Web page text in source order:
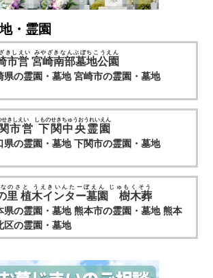
・霊園
市営 宮崎南部墓地公園
きしえい みやざきなんぶぼちこうえん
県の霊園・墓地 宮崎市の霊園・墓地
市営 下関中央霊園
せきしえい しものせきちゅうおうれいえん
県の霊園・墓地 下関市の霊園・墓地
里 植木インター墓園 樹木葬
のさと うえきいんたーぼえん じゅもくそう
県の霊園・墓地 熊本市の霊園・墓地 熊本
区の霊園・墓地